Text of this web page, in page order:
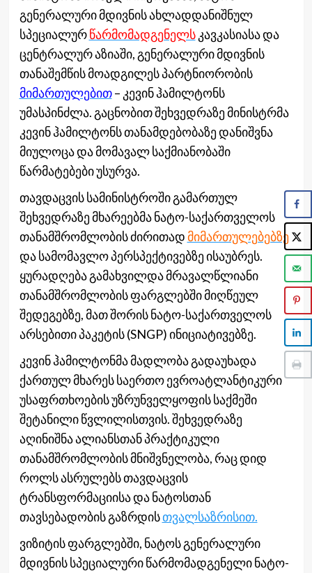
გენერალური მდივნის ახლადდანიშნულ
სპეციალურწარმომადგენელსკავკასიასა და
ცენტრალურ აზიაში, გენერალური მდივნის
თანაშემწის მოადგილეს პარტნიორობის
მიმართულებით– კევინ ჰამილტონს
უმასპინძლა. გაცნობით შეხვედრაზე მინისტრმა
კევინ ჰამილტონს თანამდებობაზე დანიშვნა
მიულოცა და მომავალ საქმიანობაში
წარმატებები უსურვა.
თავდაცვის სამინისტროში გამართულ
შეხვედრაზე მხარეებმა ნატო-საქართველოს
თანამშრომლობის ძირითადმიმართულებებზე
და სამომავლო პერსპექტივებზე ისაუბრეს.
ყურადღება გამახვილდა მრავალწლიანი
თანამშრომლობის ფარგლებში მიღწეულ
შედეგებზე, მათ შორის ნატო-საქართველოს
არსებითი პაკეტის (SNGP) ინიციატივებზე.
კევინ ჰამილტონმა მადლობა გადაუხადა
ქართულ მხარეს საერთო ევროატლანტიკური
უსაფრთხოების უზრუნველყოფის საქმეში
შეტანილი წვლილისთვის. შეხვედრაზე
აღინიშნა ალიანსთან პრაქტიკული
თანამშრომლობის მნიშვნელობა, რაც დიდ
როლს ასრულებს თავდაცვის
ტრანსფორმაციისა და ნატოსთან
თავსებადობის გაზრდისთვალსაზრისით.
ვიზიტის ფარგლებში, ნატოს გენერალური
მდივნის სპეციალური წარმომადგენელი ნატო-